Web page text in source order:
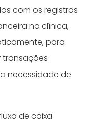
com os registros
na clínica,
para
transações
necessidade de
de caixa